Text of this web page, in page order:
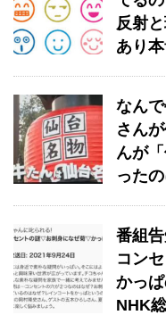
反射
あり
なん
さん
んが
った
番組
コン
かっ
NHK